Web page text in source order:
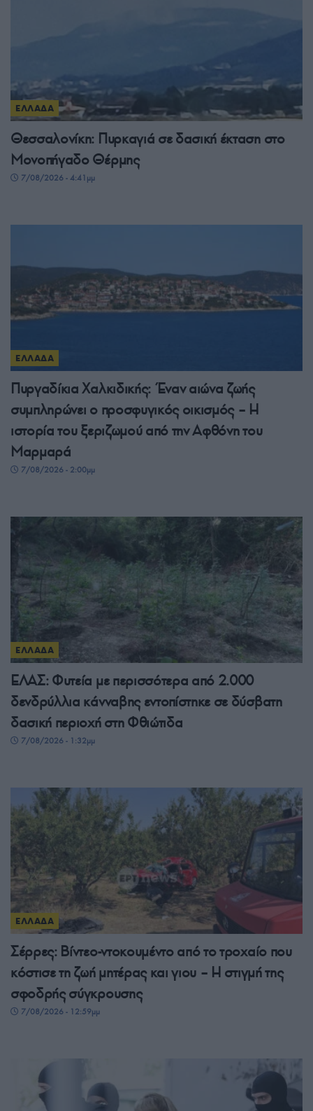
ΕΛΛΑΔΑ
Θεσσαλονίκη: Πυρκαγιά σε δασική έκταση στο
Μονοπήγαδο Θέρμης
7/08/2026 - 4:41μμ
ΕΛΛΑΔΑ
Πυργαδίκια Χαλκιδικής: Έναν αιώνα ζωής
συμπληρώνει ο προσφυγικός οικισμός – Η
ιστορία του ξεριζωμού από την Αφθόνη του
Μαρμαρά
7/08/2026 - 2:00μμ
ΕΛΛΑΔΑ
ΕΛΑΣ: Φυτεία με περισσότερα από 2.000
δενδρύλλια κάνναβης εντοπίστηκε σε δύσβατη
δασική περιοχή στη Φθιώτιδα
7/08/2026 - 1:32μμ
ΕΛΛΑΔΑ
Σέρρες: Βίντεο-ντοκουμέντο από το τροχαίο που
κόστισε τη ζωή μητέρας και γιου – Η στιγμή της
σφοδρής σύγκρουσης
7/08/2026 - 12:59μμ